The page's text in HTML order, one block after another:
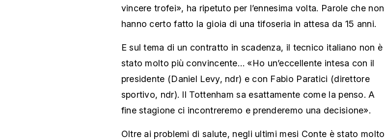
vincere trofei», ha ripetuto per l’ennesima volta. Parole che non
hanno certo fatto la gioia di una tifoseria in attesa da 15 anni.
E sul tema di un contratto in scadenza, il tecnico italiano non è
stato molto più convincente… «Ho un’eccellente intesa con il
presidente (Daniel Levy, ndr) e con Fabio Paratici (direttore
sportivo, ndr). Il Tottenham sa esattamente come la penso. A
fine stagione ci incontreremo e prenderemo una decisione».
Oltre ai problemi di salute, negli ultimi mesi Conte è stato molto